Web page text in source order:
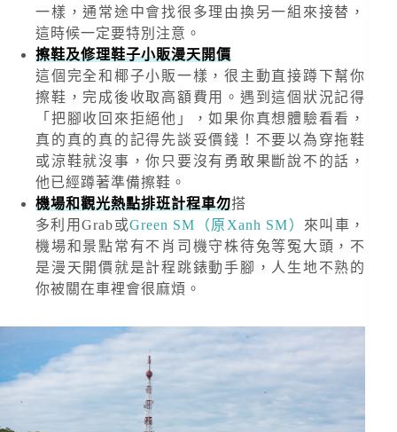
一樣，通常途中會找很多理由換另一組來接替，
這時候一定要特別注意。
擦鞋及修理鞋子小販漫天開價
這個完全和椰子小販一樣，很主動直接蹲下幫你
擦鞋，完成後收取高額費用。遇到這個狀況記得
「把腳收回來拒絕他」，如果你真想體驗看看，
真的真的真的記得先談妥價錢！不要以為穿拖鞋
或涼鞋就沒事，你只要沒有勇敢果斷說不的話，
他已經蹲著準備擦鞋。
機場和觀光熱點排班計程車勿搭
多利用Grab或Green SM（原Xanh SM） 來叫車，
機場和景點常有不肖司機守株待兔等冤大頭，不
是漫天開價就是計程跳錶動手腳，人生地不熟的
你被關在車裡會很麻煩。